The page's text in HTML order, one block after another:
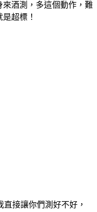
酒測，多這個動作，難
超標！
接讓你們測好不好，